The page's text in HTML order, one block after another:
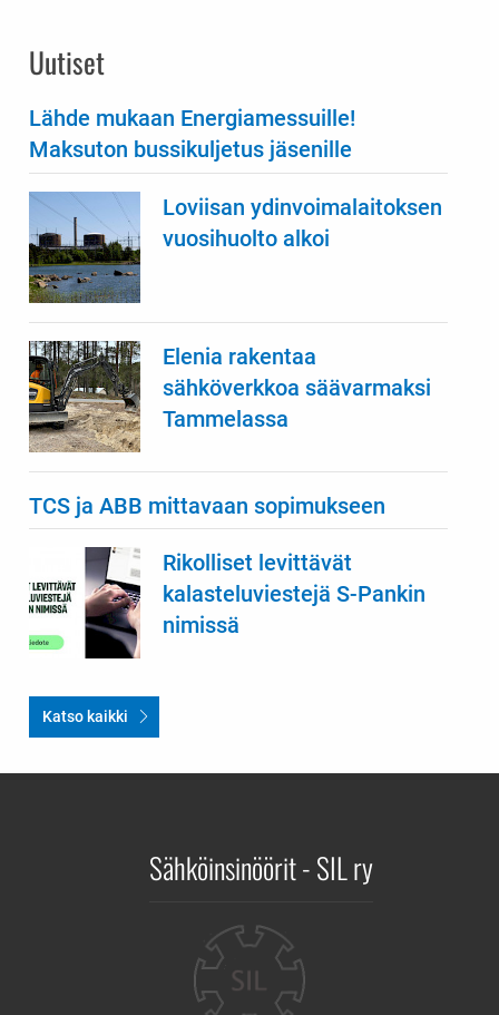
Uutiset
Lähde mukaan Energiamessuille!
Maksuton bussikuljetus jäsenille
Loviisan ydinvoimalaitoksen
vuosihuolto alkoi
Elenia rakentaa
sähköverkkoa säävarmaksi
Tammelassa
TCS ja ABB mittavaan sopimukseen
Rikolliset levittävät
kalasteluviestejä S-Pankin
nimissä
Katso kaikki
Sähköinsinöörit - SIL ry